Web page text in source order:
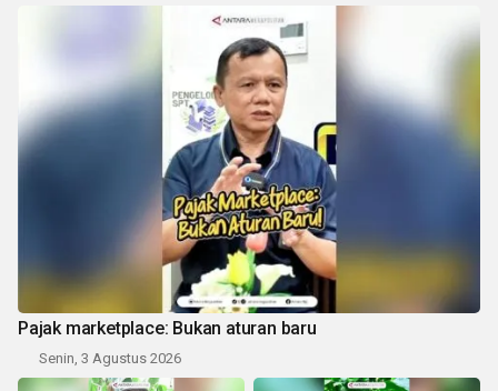
Pajak marketplace: Bukan aturan baru
Senin, 3 Agustus 2026